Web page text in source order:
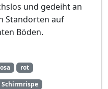
und gedeiht an
Standorten auf
Böden.
rot